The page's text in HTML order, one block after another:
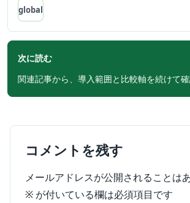
global
次に読む
関連記事から、導入範囲と比較軸を続けて確
コメントを残す
メールアドレスが公開されることは
※ が付いている欄は必須項目です